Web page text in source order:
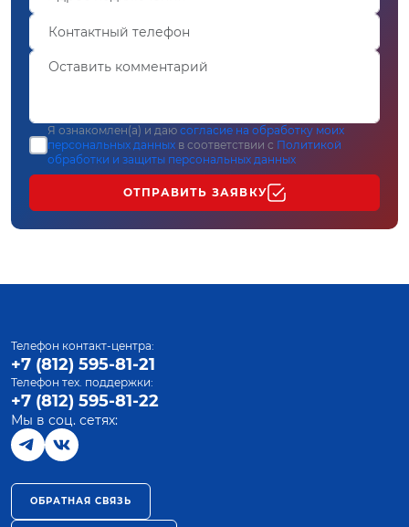
Я ознакомлен(а) и даю согласие на обработку моих
персональных данных в соответствии с Политикой
обработки и защиты персональных данных
ОТПРАВИТЬ ЗАЯВКУ
Телефон контакт-центра:
+7 (812) 595-81-21
Телефон тех. поддержки:
+7 (812) 595-81-22
Мы в соц. сетях:
ОБРАТНАЯ СВЯЗЬ